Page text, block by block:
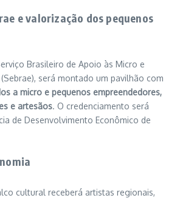
e valorização dos pequenos
Brasileiro de Apoio às Micro e
(Sebrae), será montado um pavilhão com
a micro e pequenos empreendedores,
e artesãos. O credenciamento será
de Desenvolvimento Econômico de
cultural receberá artistas regionais,